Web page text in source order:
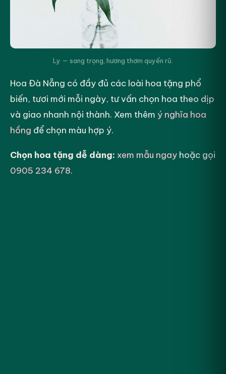
Ly — sang trọng, hương thơm quyến rũ.
Hoa Đà Nẵng có đầy đủ các loài hoa tặng phổ
biến, tươi mới mỗi ngày, tư vấn chọn hoa theo dịp
và giao nhanh nội thành. Xem thêm ý nghĩa hoa
hồng để chọn màu hợp ý.
Chọn hoa tặng dễ dàng: xem mẫu ngay hoặc gọi
0905 234 678.